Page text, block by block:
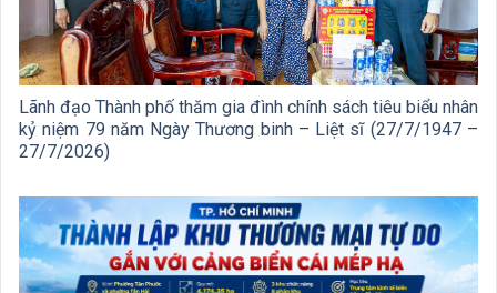
Lãnh đạo Thành phố thăm gia đình chính sách tiêu biểu nhân
kỷ niệm 79 năm Ngày Thương binh – Liệt sĩ (27/7/1947 –
27/7/2026)